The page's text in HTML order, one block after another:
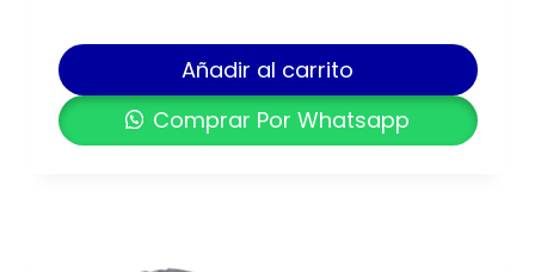
Añadir al carrito
Comprar Por Whatsapp